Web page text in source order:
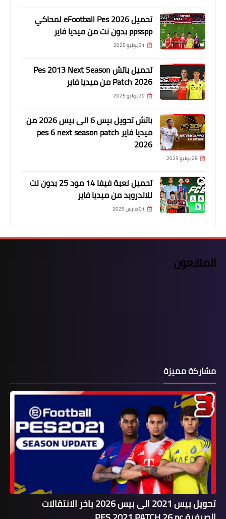
تحميل eFootball Pes 2026 لمحاكي
ppsspp بدون نت من ميديا فاير
31 يوليو 2025
تحميل باتش Pes 2013 Next Season
Patch 2026 من ميديا فاير
29 يوليو 2025
باتش تحويل بيس 6 الى بيس 2026 من
ميديا فاير pes 6 next season patch
2026
28 يوليو 2025
تحميل لعبة فيفا 14 مود 25 بدون نت
للاندرويد من ميديا فاير
01 مارس 2025
المتابعون
مشاركة مميزة
تحويل بيس 2021 الى بيس 2026 باخر الانتقالات